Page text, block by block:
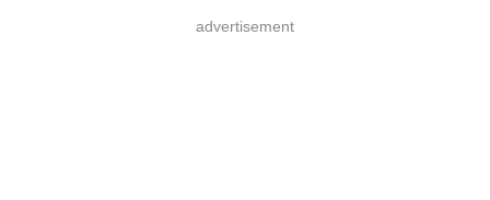
advertisement